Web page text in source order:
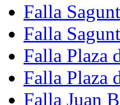
Falla
Falla
Falla Plaza
Falla Plaza
Falla Juan